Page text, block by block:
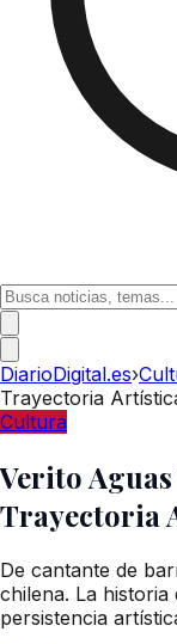
DiarioDigital.es›
Trayectoria
Cultura
Verito
Trayectoria
De cantante de
chilena. La historia
persistencia